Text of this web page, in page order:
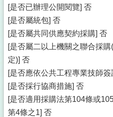
[是否已辦理公開閱覽] 否
[是否屬統包] 否
[是否屬共同供應契約採購] 否
[是否屬二以上機關之聯合採
定)] 否
[是否應依公共工程專業技師
[是否採行協商措施] 否
[是否適用採購法第104條或
第4條之1] 否